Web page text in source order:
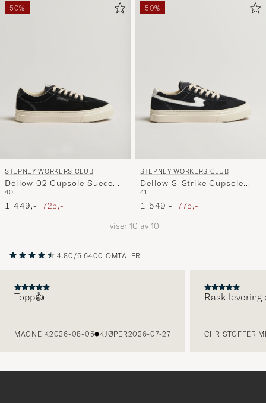
50%
STEPNEY WORKERS CLUB
Dellow 02 Cupsole Suede
Sneaker Black
40
Ordinær pris
1 449,- Nedsatt pris
725,-
50%
STEPNEY WORKERS CLUB
Dellow S-Strike Cupsole
Suede Sneaker Black/White
41
Ordinær pris
1 549,- Nedsatt pris
775,-
viser 10 av 10
4.80/5 6400 OMTALER
Topp👍
MAGNE K2026-08-05 KJØPER2026-07-27
Rask
CHRISTOFFER